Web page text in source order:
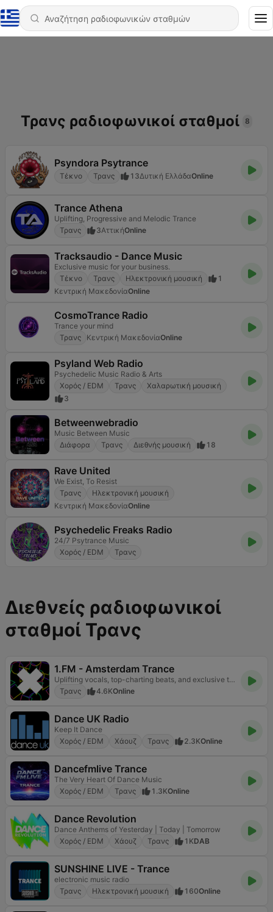
Τρανς ραδιοφωνικοί σταθμοί 8
Psyndora Psytrance
Τέκνο Τρανς 13Δυτική ΕλλάδαOnline
Trance Athena
Uplifting, Progressive and Melodic Trance
Τρανς
3ΑττικήOnline
Tracksaudio - Dance Music
Exclusive music for your business.
Τέκνο
Τρανς Ηλεκτρονική μουσική
1
Κεντρική ΜακεδονίαOnline
CosmoTrance Radio
Trance your mind
Τρανς
Κεντρική ΜακεδονίαOnline
Psyland Web Radio
Psychedelic Music Radio & Arts
Χορός / EDM
Τρανς
Χαλαρωτική μουσική
3
Betweenwebradio
Music Between Music
Διάφορα
Τρανς Διεθνής μουσική 18
Rave United
We Exist, To Resist
Τρανς
Ηλεκτρονική μουσική
Κεντρική ΜακεδονίαOnline
Psychedelic Freaks Radio
24/7 Psytrance Music
Χορός / EDM
Τρανς
Διεθνείς ραδιοφωνικοί
σταθμοί Τρανς
1.FM - Amsterdam Trance
Uplifting vocals, top-charting beats, and exclusive tracks.
Τρανς
4.6KOnline
Dance UK Radio
Keep It Dance
Χορός / EDM
Χάουζ Τρανς 2.3KOnline
Dancefmlive Trance
The Very Heart Of Dance Music
Χορός / EDM
Τρανς 1.3KOnline
Dance Revolution
Dance Anthems of Yesterday | Today | Tomorrow
Χορός / EDM
Χάουζ Τρανς 1KDAB
SUNSHINE LIVE - Trance
electronic music radio
Τρανς
Ηλεκτρονική μουσική 160Online